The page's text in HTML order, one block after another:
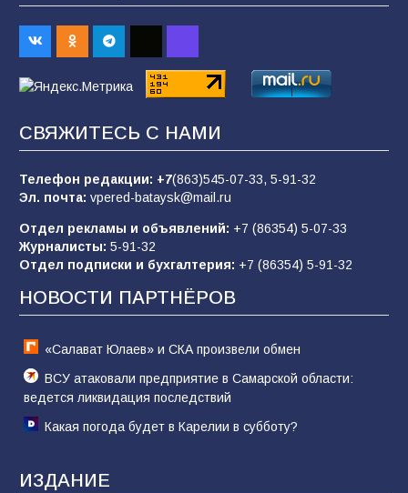
В детском саду № 35 дети освоили
строительные профессии в ходе
спортивного праздника
07.08.2026
«Слухами Москву не возьмёшь»: почему
заявления Киева о мобилизации — это
отчаяние, а не разведка
81 02.08.2026
Командовал боем до последнего: герой
59 05.08.2026
СВЯЖИТЕСЬ С НАМИ
Телефон редакции: +7(863)545-07-33, 5-91-32
Эл. почта: vpered-bataysk@mail.ru
Отдел рекламы и объявлений: +7 (86354) 5-07-33
Журналисты: 5-91-32
Отдел подписки и бухгалтерия: +7 (86354) 5-91-32
НОВОСТИ ПАРТНЁРОВ
«Салават Юлаев» и СКА произвели обмен
ВСУ атаковали предприятие в Самарской области:
ведется ликвидация последствий
Какая погода будет в Карелии в субботу?
ИЗДАНИЕ